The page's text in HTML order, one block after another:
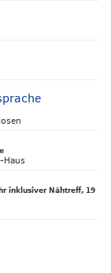
Haus
inklusiver Nähtreff, 19